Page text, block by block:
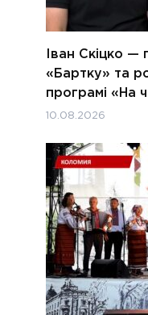
Іван Скіцко —
«Бартку» та
програмі «На
10.08.2026